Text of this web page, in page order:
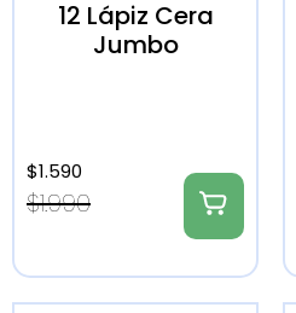
12 Lápiz Cera
Jumbo
$1.990
$1.590